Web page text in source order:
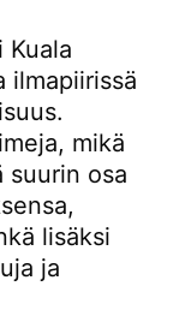
Kuala
ilmapiirissä
mikä
suurin osa
lisäksi
ja